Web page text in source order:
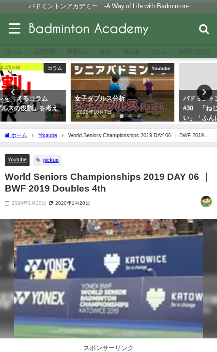
バドミントンアカデミー -A Way of Life with Badminton-
ホーム 上達理論 練習方法 教材 寺子屋 コラム お問い合わせ
Youtube
女子ダブルス分析
2020年10月7日
バドミントンを考えるコラム
#30 「ねじらない」「ためな
い」「ふんばらない」を考える
ホーム Youtube
World Seniors Championships 2019 DAY 06 ｜ BWF 2019
Doubles 4th
Youtube pickup
World Seniors Championships 2019 DAY 06 ｜
BWF 2019 Doubles 4th
2020年1月20日 2020年1月20日
スポンサーリンク